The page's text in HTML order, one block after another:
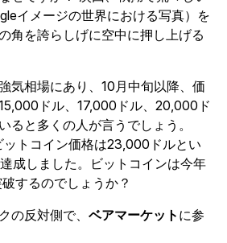
イメージの世界における写真）を
角を誇らしげに空中に押し上げる
気相場にあり、10月中旬以降、価
ドル、17,000ドル、20,000ド
ると多くの人が言うでしょう。
トコイン価格は23,000ドルとい
成しました。ビットコインは今年
するのでしょうか？
の反対側で、 ベアマーケット に参